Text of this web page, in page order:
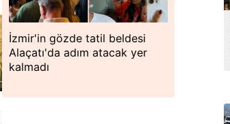
İzmir'in gözde tatil beldesi
Alaçatı'da adım atacak yer
kalmadı